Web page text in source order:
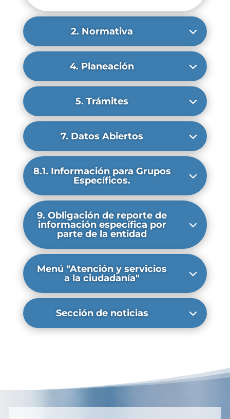
2. Normativa
4. Planeación
5. Trámites
7. Datos Abiertos
8.1. Información para Grupos
Específicos.
9. Obligación de reporte de
información específica por
parte de la entidad
Menú "Atención y servicios
a la ciudadanía"
Sección de noticias